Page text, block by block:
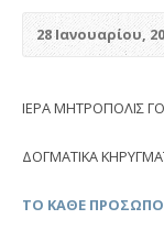
28 Ιανουαρίου,
IEΡΑ ΜΗΤΡΟΠΟΛΙΣ
ΔΟΓΜΑΤΙΚΑ
ΤΟ ΚΑΘΕ ΠΡΟΣΩΠΟ